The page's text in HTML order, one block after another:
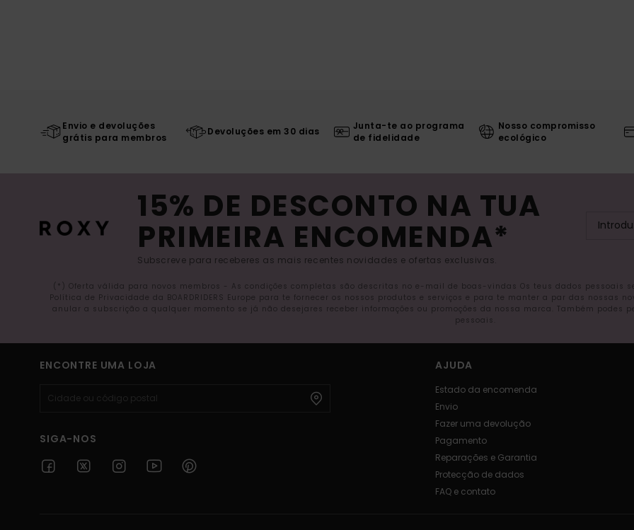
Envio e devoluções
grátis para membros
Devoluções em 30 dias
Junta-te ao programa
de fidelidade
Nosso compromisso
ecológico
15% DE DESCONTO NA TUA
PRIMEIRA ENCOMENDA*
Subscreve para receberes as mais recentes novidades e ofertas exclusivas.
(*) Oferta válida para novos membros - As condições completas são descritas no e-mail de boas-vindas Os teus dados pessoais
Política de Privacidade da BOARDRIDERS Europe para te fornecer os nossos produtos e serviços e para te manter a par das nossas
anular a subscrição a qualquer momento se já não desejares receber informações ou promoções da nossa marca. Também
pessoais.
ENCONTRE UMA LOJA
SIGA-NOS
AJUDA
Estado da encomenda
Envio
Fazer uma devolução
Pagamento
Reparações e Garantia
Protecção de dados
FAQ e contato